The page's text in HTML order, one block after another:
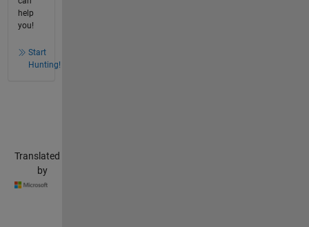
help
you!
Start
Hunting!
Translated
by